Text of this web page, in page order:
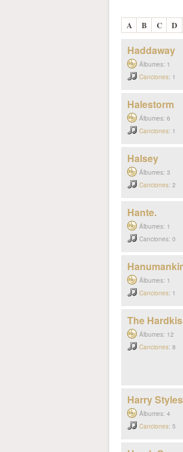
A B C D
Haddaway
Álbumes: 1
Canciones: 1
Halestorm
Álbumes: 6
Canciones: 1
Halsey
Álbumes: 3
Canciones: 2
Hante.
Álbumes: 1
Canciones: 0
Álbumes: 1
Canciones: 1
The
Álbumes: 12
Canciones: 8
Harry Styles
Álbumes: 4
Canciones: 5